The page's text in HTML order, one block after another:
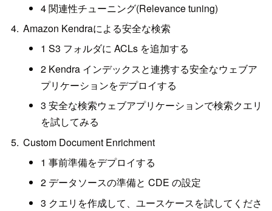
4 関連性チューニング(Relevance tuning)
Amazon Kendraによる安全な検索
1 S3 フォルダに ACLs を追加する
2 Kendra インデックスと連携する安全なウェブア
プリケーションをデプロイする
3 安全な検索ウェブアプリケーションで検索クエリ
を試してみる
Custom Document Enrichment
1 事前準備をデプロイする
2 データソースの準備と CDE の設定
3 クエリを作成して、ユースケースを試してくださ